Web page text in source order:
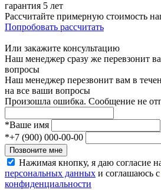
гарантия 5 лет
Рассчитайте примерную стоимость
Попробовать рассчитать
Или закажите консультацию
Наш менеджер сразу же перевзонит
вопросы
Наш менеджер перезвонит вам в
на все ваши вопросы
Произошла ошибка. Сообщение не
*Ваше имя
*+7 (900) 000-00-00
Позвоните мне
Нажимая кнопку, я даю согласие
персональных данных и соглашаюсь с
конфиденциальности